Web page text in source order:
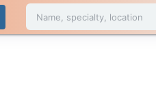
Name, specialty, location